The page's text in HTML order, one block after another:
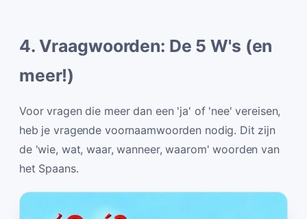
4. Vraagwoorden: De 5 W's (en
meer!)
Voor vragen die meer dan een 'ja' of 'nee' vereisen,
heb je vragende voornaamwoorden nodig. Dit zijn
de 'wie, wat, waar, wanneer, waarom' woorden van
het Spaans.